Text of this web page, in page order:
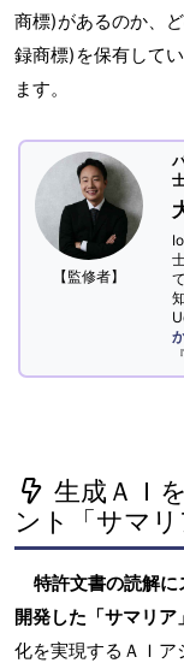
商標)があるのか、
録商標)を保有して
ます。
【監修者】
『
生成ＡＩ
ント「サマリ
特許文書の読解に
開発した「サマリア」
化を実現するＡＩア